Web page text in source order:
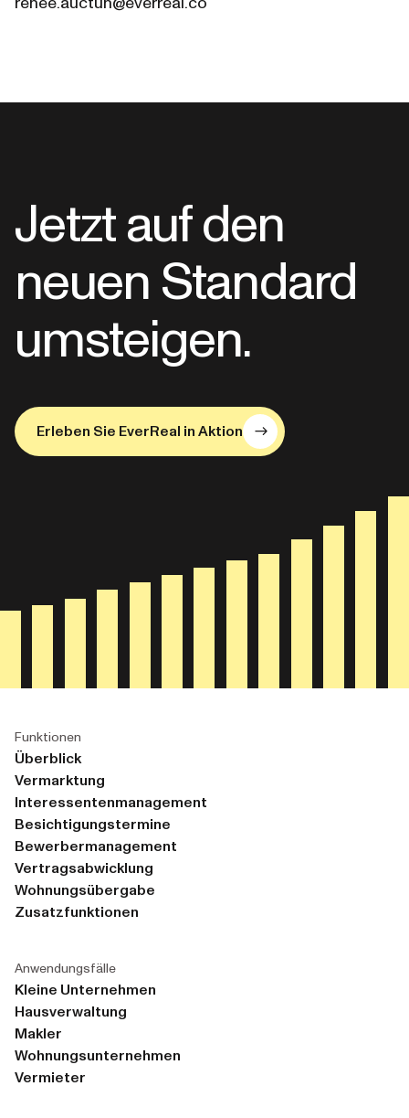
renee.auctun@everreal.co
Jetzt auf den
neuen Standard
umsteigen.
Erleben Sie EverReal in Aktion
Funktionen
Überblick
Vermarktung
Interessentenmanagement
Besichtigungstermine
Bewerbermanagement
Vertragsabwicklung
Wohnungsübergabe
Zusatzfunktionen
Anwendungsfälle
Kleine Unternehmen
Hausverwaltung
Makler
Wohnungsunternehmen
Vermieter